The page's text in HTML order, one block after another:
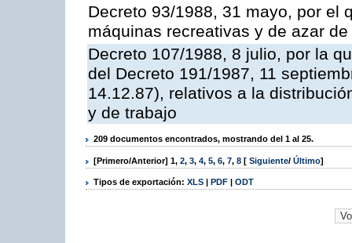
Decreto 93/1988, 31 mayo, por el
máquinas recreativas y de azar
Decreto 107/1988, 8 julio, por la
del Decreto 191/1987, 11
14.12.87), relativos a la
y de trabajo
209 documentos encontrados, mostrando del 1 al 25.
[Primero/Anterior] 1, 2, 3, 4, 5, 6, 7, 8 [ Siguiente/ Último]
Tipos de exportación: XLS | PDF | ODT